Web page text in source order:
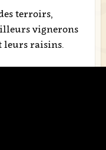
terroirs,
vignerons
leurs raisins.